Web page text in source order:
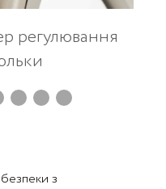
регулювання
з